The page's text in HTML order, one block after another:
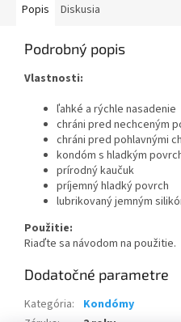
Popis Diskusia
Podrobný popis
Vlastnosti:
ľahké a rýchle nasadenie
chráni pred nechceným
chráni pred pohlavnými
kondóm s hladkým
prírodný kaučuk
príjemný hladký povrch
lubrikovaný jemným
Použitie:
Riaďte sa návodom na použitie.
Dodatočné parametre
Kategória:
Kondómy